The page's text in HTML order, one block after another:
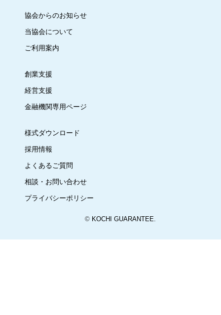
協会からのお知らせ
当協会について
ご利用案内
創業支援
経営支援
金融機関専用ページ
様式ダウンロード
採用情報
よくあるご質問
相談・お問い合わせ
プライバシーポリシー
© KOCHI GUARANTEE.